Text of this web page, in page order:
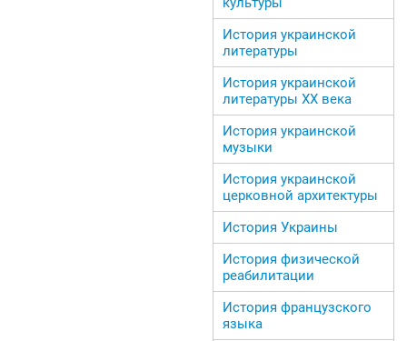
История украинской
литературы
История украинской
литературы ХХ века
История украинской
музыки
История украинской
церковной архитектуры
История Украины
История физической
реабилитации
История французского
языка